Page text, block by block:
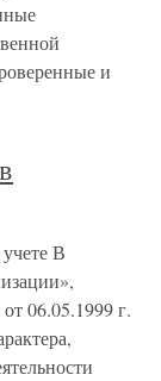
и
В
06.05.1999 г.